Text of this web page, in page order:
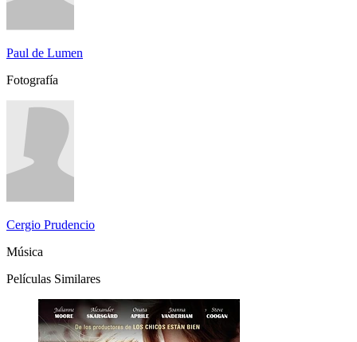
Paul de Lumen
Fotografía
Cergio Prudencio
Música
Películas Similares